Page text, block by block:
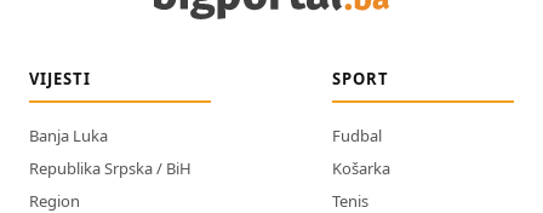
VIJESTI
Banja Luka
Republika Srpska / BiH
Region
SPORT
Fudbal
Košarka
Tenis